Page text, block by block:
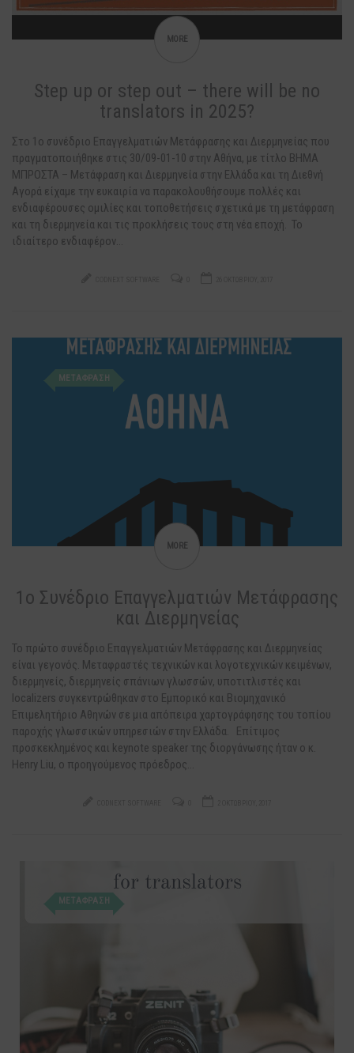
MORE
Step up or step out – there will be no
translators in 2025?
Στο 1ο συνέδριο Επαγγελματιών Μετάφρασης και Διερμηνείας που
πραγματοποιήθηκε στις 30/09-01-10 στην Αθήνα, με τίτλο ΒΗΜΑ
ΜΠΡΟΣΤΑ – Μετάφραση και Διερμηνεία στην Ελλάδα και τη Διεθνή
Αγορά είχαμε την ευκαιρία να παρακολουθήσουμε πολλές και
ενδιαφέρουσες ομιλίες και τοποθετήσεις σχετικά με τη μετάφραση
και τη διερμηνεία και τις προκλήσεις τους στη νέα εποχή. Το
ιδιαίτερο ενδιαφέρον…
ΜΕΤΑΦΡΑΣΗ
MORE
1ο Συνέδριο Επαγγελματιών Μετάφρασης
και Διερμηνείας
Το πρώτο συνέδριο Επαγγελματιών Μετάφρασης και Διερμηνείας
είναι γεγονός. Μεταφραστές τεχνικών και λογοτεχνικών κειμένων,
διερμηνείς, διερμηνείς σπάνιων γλωσσών, υποτιτλιστές και
localizers συγκεντρώθηκαν στο Εμπορικό και Βιομηχανικό
Επιμελητήριο Αθηνών σε μια απόπειρα χαρτογράφησης του τοπίου
παροχής γλωσσικών υπηρεσιών στην Ελλάδα. Επίτιμος
προσκεκλημένος και keynote speaker της διοργάνωσης ήταν ο κ.
Henry Liu, ο προηγούμενος πρόεδρος…
ΜΕΤΑΦΡΑΣΗ